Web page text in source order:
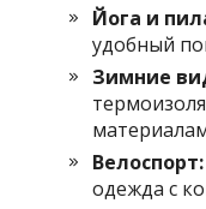
Йога и
удобный
Зимние
Велоспорт:
одежда с